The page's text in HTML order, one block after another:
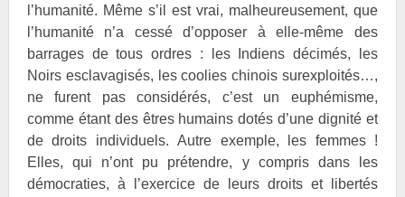
l’humanité. Même s’il est vrai, malheureusement, que
l’humanité n’a cessé d’opposer à elle-même des
barrages de tous ordres : les Indiens décimés, les
Noirs esclavagisés, les coolies chinois surexploités…,
ne furent pas considérés, c’est un euphémisme,
comme étant des êtres humains dotés d’une dignité et
de droits individuels. Autre exemple, les femmes !
Elles, qui n’ont pu prétendre, y compris dans les
démocraties, à l’exercice de leurs droits et libertés